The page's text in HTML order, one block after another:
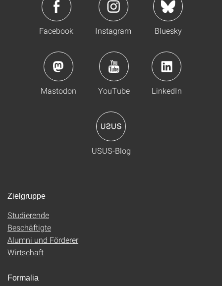
Facebook Instagram Bluesky
Mastodon YouTube LinkedIn
USUS-Blog
Zielgruppe
Studierende
Beschäftigte
Alumni und Förderer
Wirtschaft
Formalia